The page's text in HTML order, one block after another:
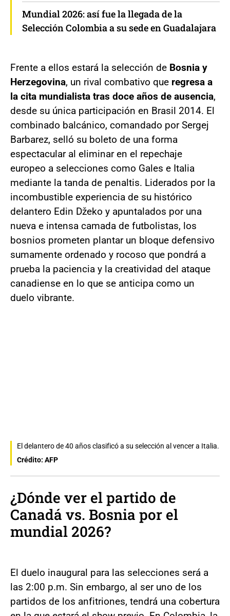
Mundial 2026: así fue la llegada de la
Selección Colombia a su sede en Guadalajara
Frente a ellos estará la selección de Bosnia y
Herzegovina, un rival combativo que regresa a
la cita mundialista tras doce años de ausencia,
desde su única participación en Brasil 2014. El
combinado balcánico, comandado por Sergej
Barbarez, selló su boleto de una forma
espectacular al eliminar en el repechaje
europeo a selecciones como Gales e Italia
mediante la tanda de penaltis. Liderados por la
incombustible experiencia de su histórico
delantero Edin Džeko y apuntalados por una
nueva e intensa camada de futbolistas, los
bosnios prometen plantar un bloque defensivo
sumamente ordenado y rocoso que pondrá a
prueba la paciencia y la creatividad del ataque
canadiense en lo que se anticipa como un
duelo vibrante.
El delantero de 40 años clasificó a su selección al vencer a Italia.
Crédito: AFP
¿Dónde ver el partido de
Canadá vs. Bosnia por el
mundial 2026?
El duelo inaugural para las selecciones será a
las 2:00 p.m. Sin embargo, al ser uno de los
partidos de los anfitriones, tendrá una cobertura